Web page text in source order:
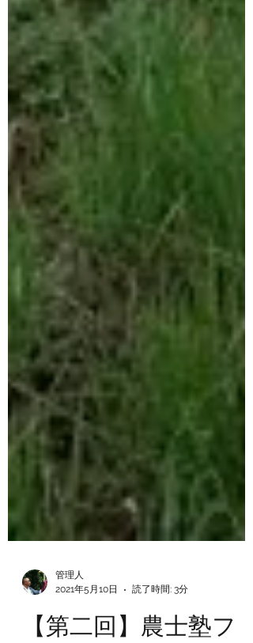
2021年5月10日
読了時間: 3分